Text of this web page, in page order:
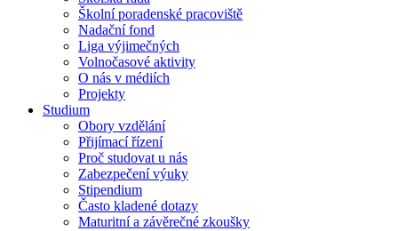
Školní poradenské pracoviště
Nadační fond
Liga výjimečných
Volnočasové aktivity
O nás v médiích
Projekty
Studium
Obory vzdělání
Přijímací řízení
Proč studovat u nás
Zabezpečení výuky
Stipendium
Často kladené dotazy
Maturitní a závěrečné zkoušky